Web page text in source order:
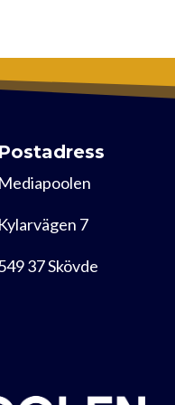
Postadress
Mediapoolen
Kylarvägen 7
37 Skövde